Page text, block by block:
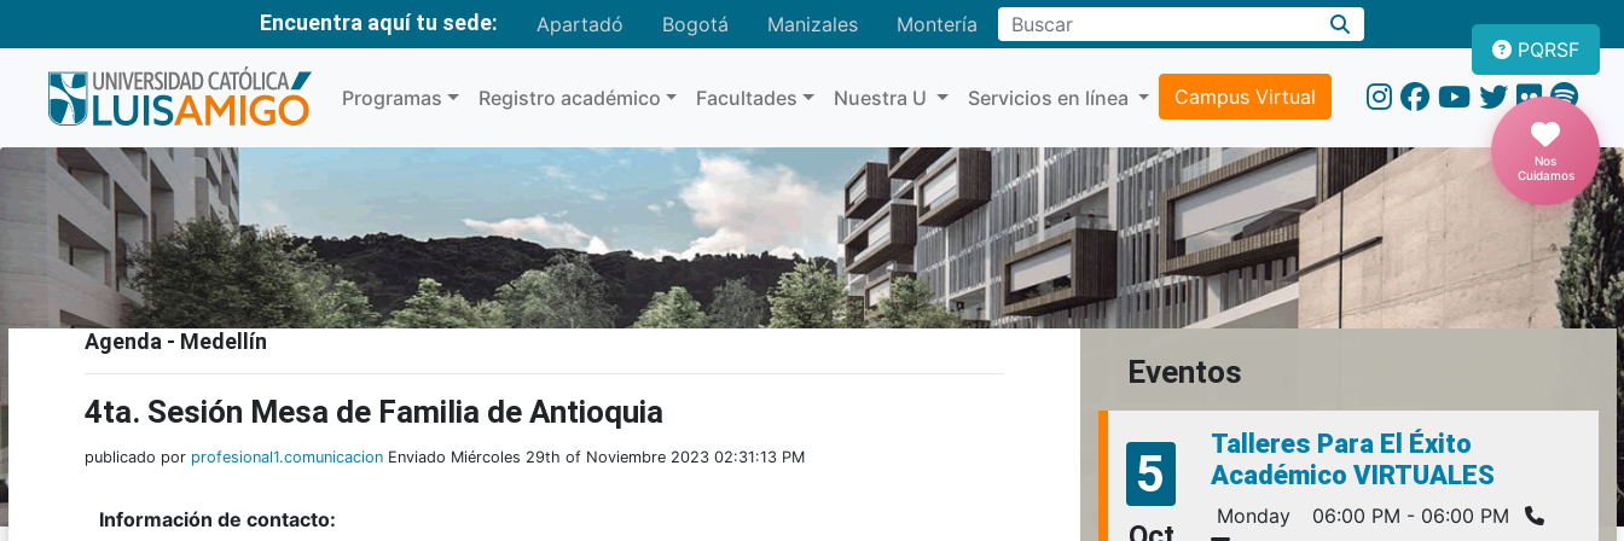
Encuentra aquí tu sede: Apartadó Bogotá Manizales MonteríaBuscar
Programas Registro académico Facultades Nuestra U Servicios en línea Campus Virtual
PQRSF
Nos
Cuidamos
Agenda - Medellín
4ta. Sesión Mesa de Familia de Antioquia
publicado por profesional1.comunicacion Enviado Miércoles 29th of Noviembre 2023 02:31:13 PM
Información de contacto:
Eventos
5
Talleres Para El Éxito
Académico VIRTUALES
Monday 06:00 PM - 06:00 PM